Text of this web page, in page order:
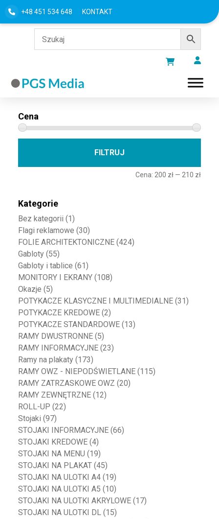
+48 451 534 648 KONTAKT
Filtru według
Cena
FILTRUJ
Cena: 200 zł— 210 zł
Kategorie
Bez kategorii (1)
Flagi reklamowe (30)
FOLIE ARCHITEKTONICZNE (424)
Gabloty (55)
Gabloty i tablice (61)
MONITORY I EKRANY (108)
Okazje (5)
POTYKACZE KLASYCZNE I MULTIMEDIALNE (31)
POTYKACZE KREDOWE (2)
POTYKACZE STANDARDOWE (13)
RAMY DWUSTRONNE (5)
RAMY INFORMACYJNE (23)
Ramy na plakaty (173)
RAMY OWZ - NIEPODŚWIETLANE (115)
RAMY ZATRZASKOWE OWZ (20)
RAMY ZEWNĘTRZNE (12)
ROLL-UP (22)
Stojaki (97)
STOJAKI INFORMACYJNE (66)
STOJAKI KREDOWE (4)
STOJAKI NA MENU (19)
STOJAKI NA PLAKAT (45)
STOJAKI NA ULOTKI A4 (19)
STOJAKI NA ULOTKI A5 (10)
STOJAKI NA ULOTKI AKRYLOWE (17)
STOJAKI NA ULOTKI DL (15)